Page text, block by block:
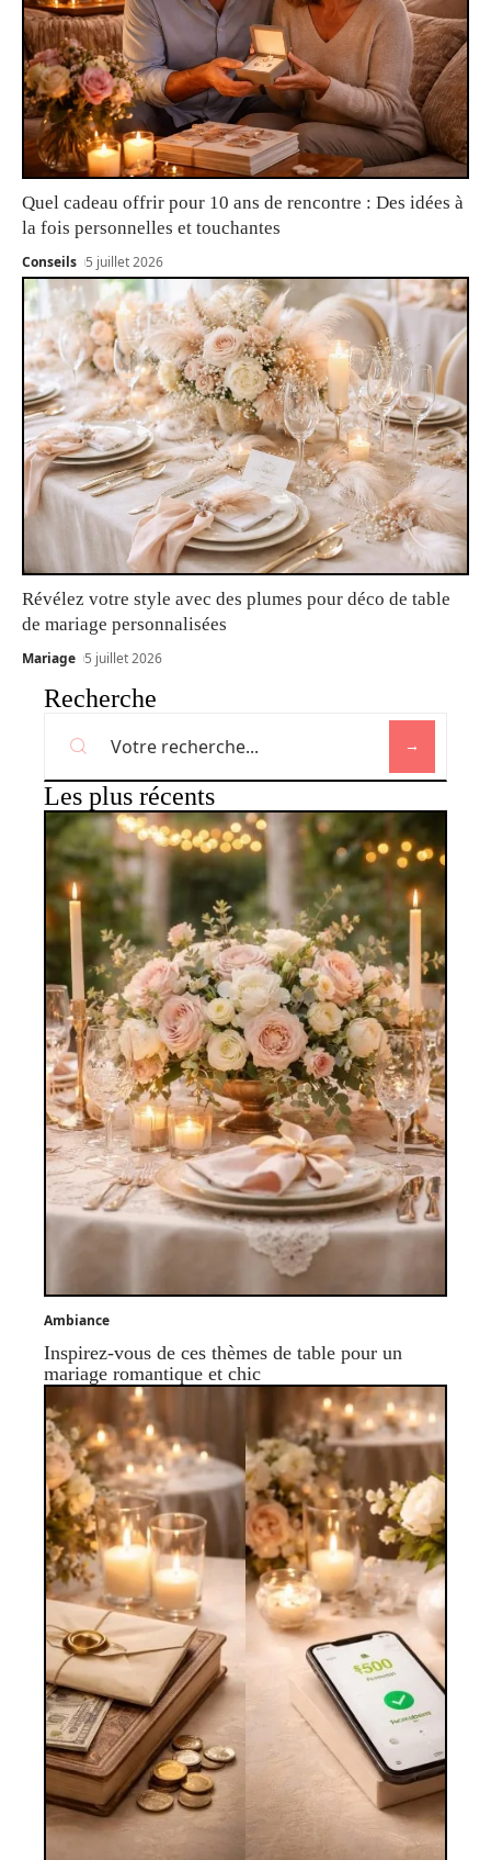
Quel cadeau offrir pour 10 ans de rencontre : Des idées à
la fois personnelles et touchantes
Conseils 5 juillet 2026
Révélez votre style avec des plumes pour déco de table
de mariage personnalisées
Mariage 5 juillet 2026
Recherche
Les plus récents
Ambiance
Inspirez-vous de ces thèmes de table pour un
mariage romantique et chic